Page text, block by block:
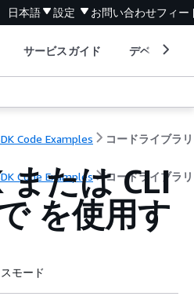
日本語 設定 お問い合わせフィー
サービスガイド デベロッパ
Code Examples コードライブラリ
Code Examples コードライブラリ
または CLI
を使用す
モード